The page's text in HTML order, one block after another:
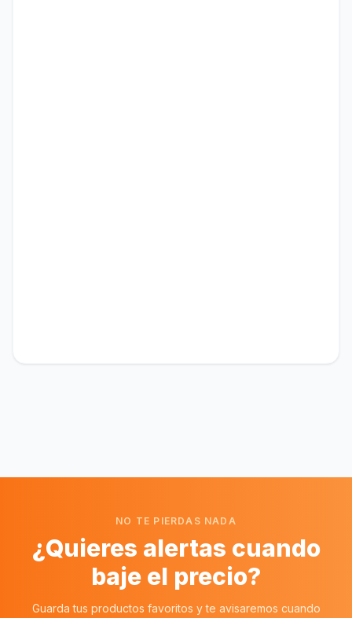
NO TE PIERDAS NADA
¿Quieres alertas cuando
baje el precio?
Guarda tus productos favoritos y te avisaremos cuando